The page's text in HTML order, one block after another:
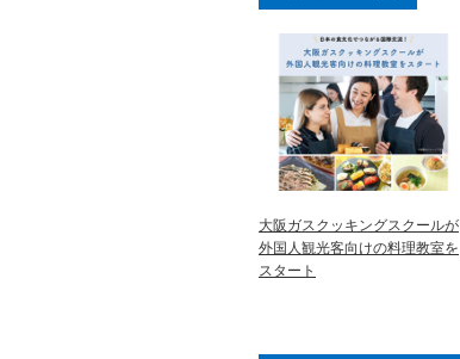
大阪ガスクッキングスクールが
外国人観光客向けの料理教室を
スタート